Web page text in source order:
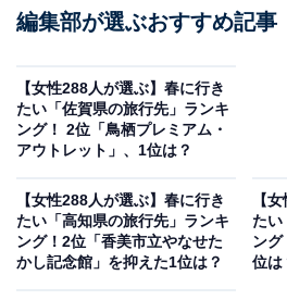
編集部が選ぶおすすめ記事
【女性288人が選ぶ】春に行き
たい「佐賀県の旅行先」ランキ
ング！ 2位「鳥栖プレミアム・
アウトレット」、1位は？
【女性288人が選ぶ】春に行き
たい「高知県の旅行先」ランキ
ング！2位「香美市立やなせた
かし記念館」を抑えた1位は？
【
たい
ング
位は